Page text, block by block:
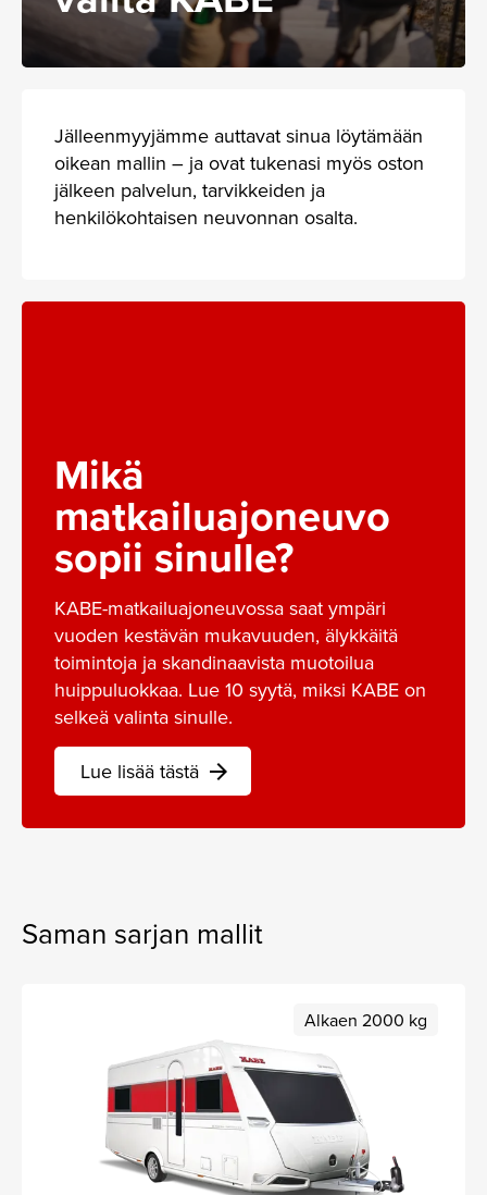
Jälleenmyyjämme auttavat sinua löytämään
oikean mallin – ja ovat tukenasi myös oston
jälkeen palvelun, tarvikkeiden ja
henkilökohtaisen neuvonnan osalta.
Mikä
matkailuajoneuvo
sopii sinulle?
KABE-matkailuajoneuvossa saat ympäri
vuoden kestävän mukavuuden, älykkäitä
toimintoja ja skandinaavista muotoilua
huippuluokkaa. Lue 10 syytä, miksi KABE on
selkeä valinta sinulle.
Lue lisää tästä arrow_forward
Saman sarjan mallit
Alkaen 2000 kg